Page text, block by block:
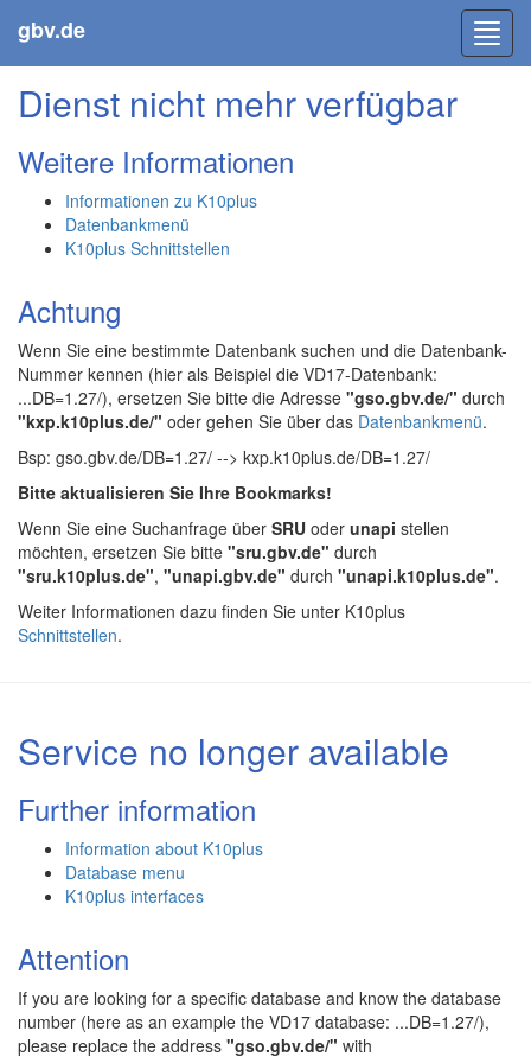
gbv.de
Dienst nicht mehr verfügbar
Weitere Informationen
Informationen zu K10plus
Datenbankmenü
K10plus Schnittstellen
Achtung
Wenn Sie eine bestimmte Datenbank suchen und die Datenbank-
Nummer kennen (hier als Beispiel die VD17-Datenbank:
...DB=1.27/), ersetzen Sie bitte die Adresse "gso.gbv.de/" durch
"kxp.k10plus.de/" oder gehen Sie über das Datenbankmenü.
Bsp: gso.gbv.de/DB=1.27/ --> kxp.k10plus.de/DB=1.27/
Bitte aktualisieren Sie Ihre Bookmarks!
Wenn Sie eine Suchanfrage über SRU oder unapi stellen
möchten, ersetzen Sie bitte "sru.gbv.de" durch
"sru.k10plus.de", "unapi.gbv.de" durch "unapi.k10plus.de".
Weiter Informationen dazu finden Sie unter K10plus
Schnittstellen.
Service no longer available
Further information
Information about K10plus
Database menu
K10plus interfaces
Attention
If you are looking for a specific database and know the database
number (here as an example the VD17 database: ...DB=1.27/),
please replace the address "gso.gbv.de/" with